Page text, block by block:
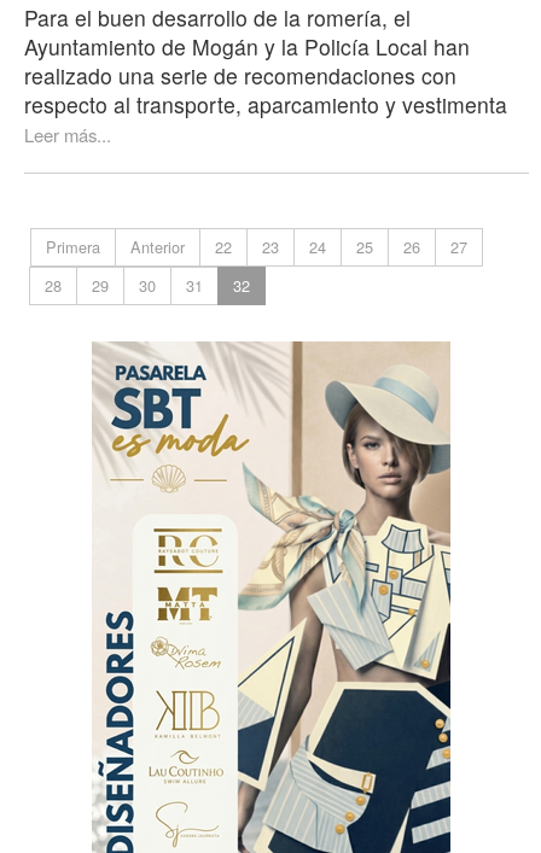
Para el buen desarrollo de la romería, el
Ayuntamiento de Mogán y la Policía Local han
realizado una serie de recomendaciones con
respecto al transporte, aparcamiento y vestimenta
Leer más...
Primera Anterior 22 23 24 25 26
27
28
29 30 31 32